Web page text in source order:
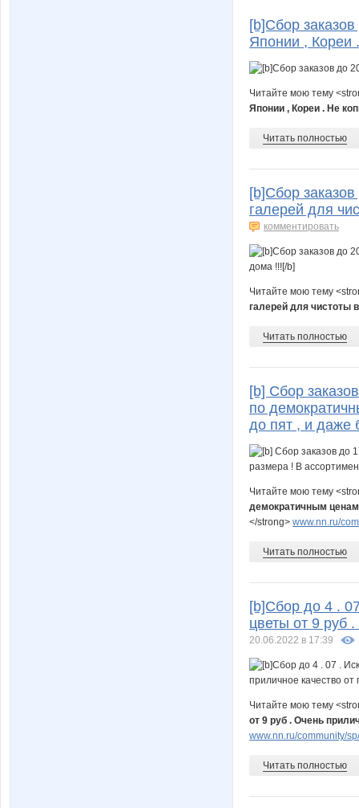
[b]Сбор
Японии , Кореи
Читайте мою тему
Японии , Кореи . Не
Читать полностью
[b]Сбор
галерей для
комментировать
Читайте мою тему
галерей для чистоты
Читать полностью
[b] Сбор
по
до пят , и даже
Читайте мою тему
демократичным
</strong> www.nn.ru/
Читать полностью
[b]Сбор до 4 .
цветы от 9 руб
20.06.2022 в 17:39
Читайте мою тему
от 9 руб . Очень
www.nn.ru/community/
Читать полностью